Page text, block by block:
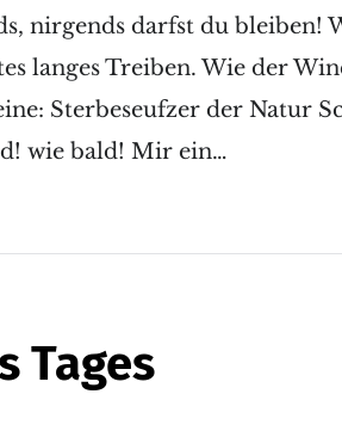
nirgends darfst du bleiben!
langes Treiben. Wie der
Sterbeseufzer der Natur
wie bald! Mir ein…
Tages